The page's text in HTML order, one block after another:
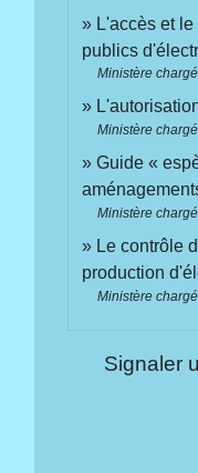
L'accès et
publics
Ministère
Ministère
Guide «
Ministère
Le contrôle
production
Ministère
Signaler